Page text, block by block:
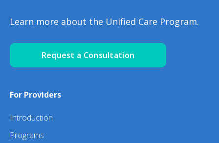
Learn more about the Unified Care Program.
Request a Consultation
For Providers
Introduction
Programs